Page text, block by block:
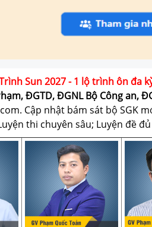
Sun 2027 - 1 lộ trình ôn đa
ĐGTD, ĐGNL Bộ Công an,
Cập nhật bám sát bộ SGK
thi chuyên sâu; Luyện đề